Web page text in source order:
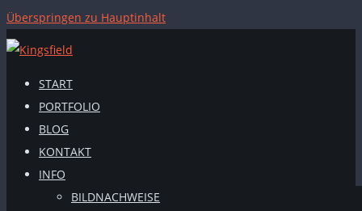
Überspringen zu Hauptinhalt
START
PORTFOLIO
BLOG
KONTAKT
INFO
BILDNACHWEISE